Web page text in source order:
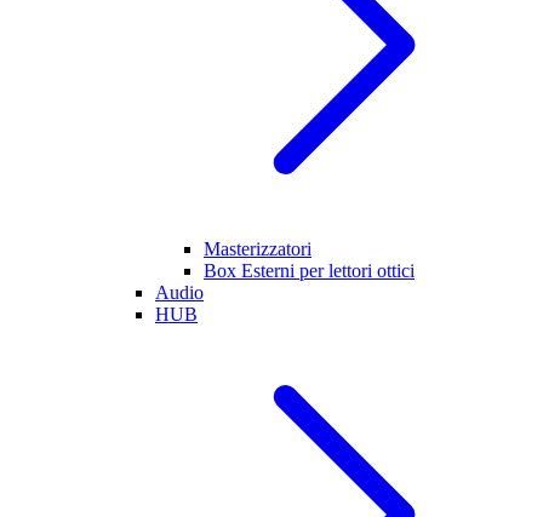
Masterizzatori
Box Esterni per lettori ottici
Audio
HUB